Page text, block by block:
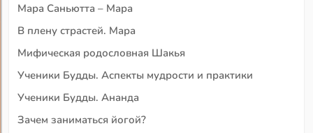
Мара Саньютта – Мара
В плену страстей. Мара
Мифическая родословная Шакья
Ученики Будды. Аспекты мудрости и практики
Ученики Будды. Ананда
Зачем заниматься йогой?